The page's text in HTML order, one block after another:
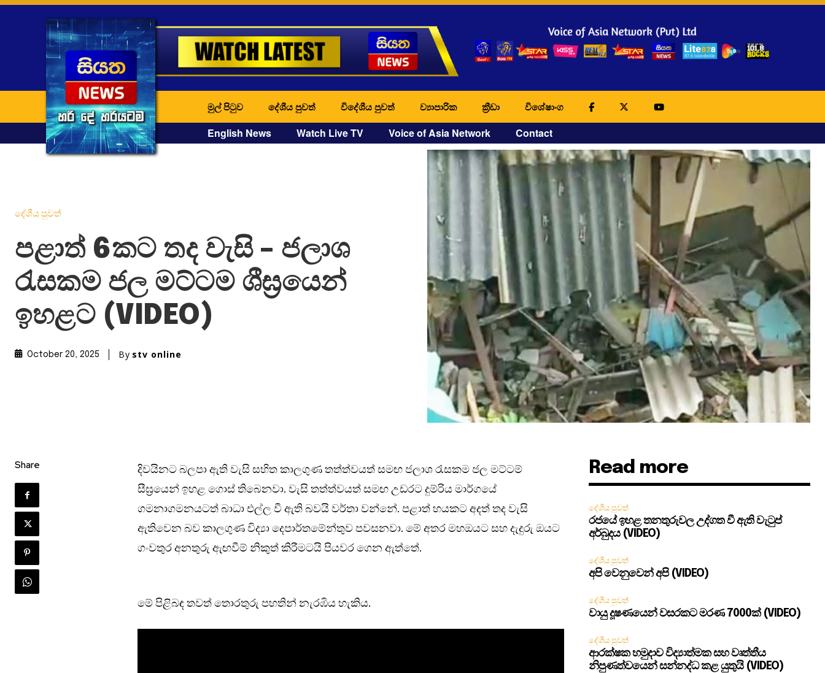
මුල් පිටුව දේශීය පුවත් විදේශීය පුවත් ව්‍යාපාරික ක්‍රීඩා විශේෂාංග
English News Watch Live TV Voice of Asia Network Contact
දේශීය පුවත්
පළාත් 6කට තද වැසි – ජලාශ
රැසකම ජල මට්ටම ශීඝ්‍රයෙන්
ඉහළට (VIDEO)
October 20, 2025 By stv online
Share
දිවයිනට බලපා ඇති වැසි සහිත කාලගුණ තත්ත්වයත් සමඟ ජලාශ රැසකම ජල මට්ටම්
සීඝ්‍රයෙන් ඉහළ ගොස් තිබෙනවා. වැසි තත්ත්වයත් සමඟ උඩරට දුම්රිය මාර්ගයේ
ගමනාගමනයටත් බාධා එල්ල වී ඇති බවයි වර්තා වන්නේ. පළාත් හයකට අදත් තද වැසි
ඇතිවෙන බව කාලගුණ විද්‍යා දෙපාර්තමේන්තුව පවසනවා. මේ අතර මහඔයට සහ දැදුරු ඔයට
ගංවතුර අනතුරු ඇඟවීම් නිකුත් කිරීමටයි පියවර ගෙන ඇත්තේ.
මේ පිළිබඳ තවත් තොරතුරු පහතින් නැරඹිය හැකිය.
Read more
දේශීය පුවත්
රජයේ ඉහළ තනතුරුවල උද්ගත වී ඇති වැටුප්
අර්බුදය (VIDEO)
දේශීය පුවත්
අපි වෙනුවෙන් අපි (VIDEO)
දේශීය පුවත්
වායු දූෂණයෙන් වසරකට මරණ 7000ක් (VIDEO)
දේශීය පුවත්
ආරක්ෂක හමුදාව විද්‍යාත්මක සහ වෘත්තීය
නිපුණත්වයෙන් සන්නද්ධ කළ යුතුයි (VIDEO)